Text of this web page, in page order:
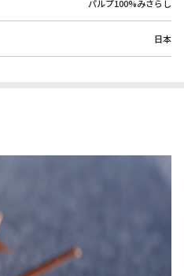
パルプ100%みさらし
日本